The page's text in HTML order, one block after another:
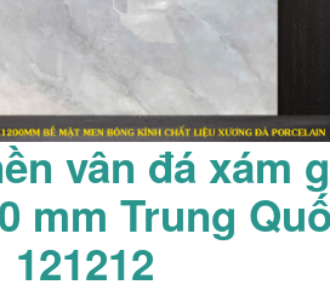
vân đá xám
mm Trung
121212